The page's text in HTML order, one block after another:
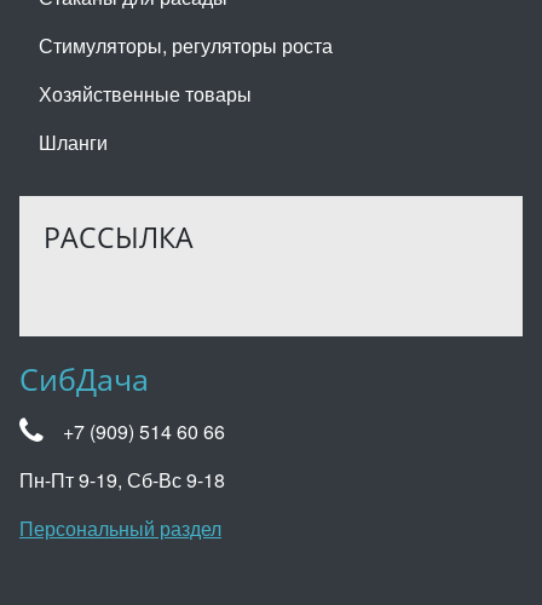
Стимуляторы, регуляторы роста
Хозяйственные товары
Шланги
РАССЫЛКА
СибДача
+7 (909) 514 60 66
Пн-Пт 9-19, Сб-Вс 9-18
Персональный раздел